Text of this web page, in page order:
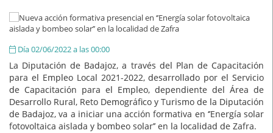
Día 02/06/2022 a las 00:00
La Diputación de Badajoz, a través del Plan de Capacitación
para el Empleo Local 2021-2022, desarrollado por el Servicio
de Capacitación para el Empleo, dependiente del Área de
Desarrollo Rural, Reto Demográfico y Turismo de la Diputación
de Badajoz, va a iniciar una acción formativa en ‘’Energía solar
fotovoltaica aislada y bombeo solar’’ en la localidad de Zafra.